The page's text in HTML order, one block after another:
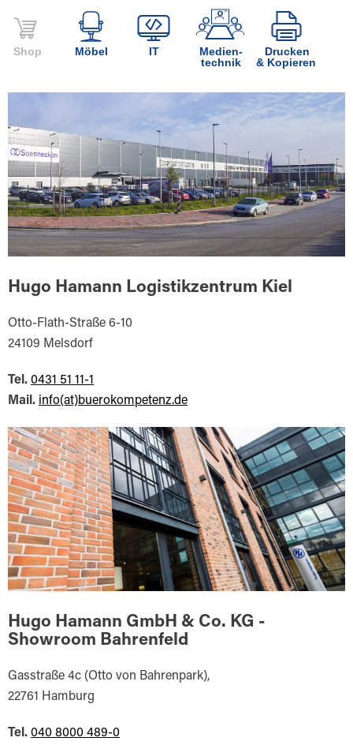
Drucken
& Kopieren
Medien-
technik
IT
Möbel
Shop
Hugo Hamann Logistikzentrum Kiel
Otto-Flath-Straße 6-10
24109 Melsdorf
Tel. 0431 51 11-1
Mail. info(at)buerokompetenz.de
Hugo Hamann GmbH & Co. KG -
Showroom Bahrenfeld
Gasstraße 4c (Otto von Bahrenpark),
22761 Hamburg
Tel. 040 8000 489-0